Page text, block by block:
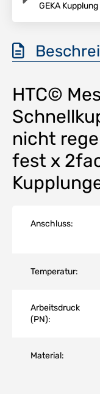
GEKA Kupplung
HTC©
nicht
fest x
Anschluss:
Temperatur:
Arbeitsdruck
(PN):
Material: